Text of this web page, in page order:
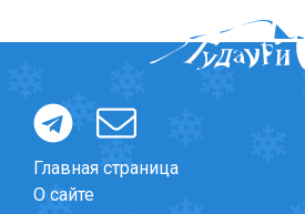
Главная страница
О сайте